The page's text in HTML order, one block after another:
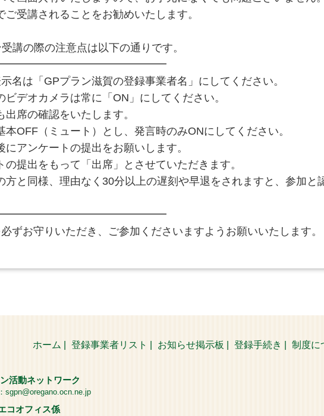
受講されることをお勧めいたします。
講の際の注意点は以下の通りです。
名は「GPプラン滋賀の登録事業者名」にしてください。
デオカメラは常に「ON」にしてください。
席の確認をいたします。
OFF（ミュート）とし、発言時のみONにしてください。
アンケートの提出をお願いします。
提出をもって「出席」とさせていただきます。
と同様、理由なく30分以上の遅刻や早退をされますと、参加
ずお守りいただき、ご参加くださいますようお願いいたします。
ホーム 登録事業者リスト お知らせ掲示板 登録手続き 制度に
活動ネットワーク
sgpn@oregano.ocn.ne.jp
コオフィス係